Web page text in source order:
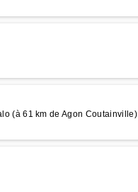
(à 61 km de Agon Coutainville)